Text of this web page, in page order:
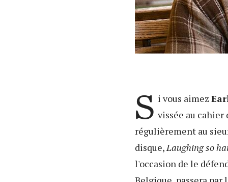
S i vous aimez
vissée au cahier
régulièrement au
disque,Laughing so
l'occasion de le